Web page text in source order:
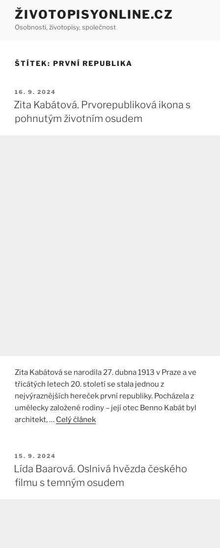
Přejít
obsahu
ŽIVOTOPISYONLINE.CZ
Osobnosti, životopisy, společnost
ŠTÍTEK: PRVNÍ REPUBLIKA
PUBLIKOVÁNO
16. 9. 2024
Zita Kabátová. Prvorepubliková ikona s
pohnutým životním osudem
Zita Kabátová se narodila 27. dubna 1913 v Praze a ve
třicátých letech 20. století se stala jednou z
nejvýraznějších hereček první republiky. Pocházela z
umělecky založené rodiny – její otec Benno Kabát byl
architekt, … Celý článek
PUBLIKOVÁNO
15. 9. 2024
Lída Baarová. Oslnivá hvězda českého
filmu s temným osudem